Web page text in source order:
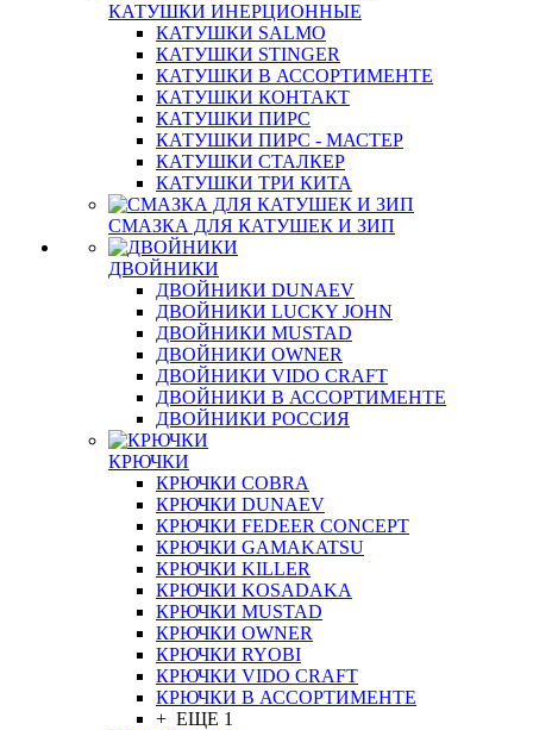
КАТУШКИ ИНЕРЦИОННЫЕ
КАТУШКИ SALMO
КАТУШКИ STINGER
КАТУШКИ В АССОРТИМЕНТЕ
КАТУШКИ КОНТАКТ
КАТУШКИ ПИРС
КАТУШКИ ПИРС - МАСТЕР
КАТУШКИ СТАЛКЕР
КАТУШКИ ТРИ КИТА
СМАЗКА ДЛЯ КАТУШЕК И ЗИП
ДВОЙНИКИ
ДВОЙНИКИ DUNAEV
ДВОЙНИКИ LUCKY JOHN
ДВОЙНИКИ MUSTAD
ДВОЙНИКИ OWNER
ДВОЙНИКИ VIDO CRAFT
ДВОЙНИКИ В АССОРТИМЕНТЕ
ДВОЙНИКИ РОССИЯ
КРЮЧКИ
КРЮЧКИ COBRA
КРЮЧКИ DUNAEV
КРЮЧКИ FEDEER CONCEPT
КРЮЧКИ GAMAKATSU
КРЮЧКИ KILLER
КРЮЧКИ KOSADAKA
КРЮЧКИ MUSTAD
КРЮЧКИ OWNER
КРЮЧКИ RYOBI
КРЮЧКИ VIDO CRAFT
КРЮЧКИ В АССОРТИМЕНТЕ
+ ЕЩЕ 1